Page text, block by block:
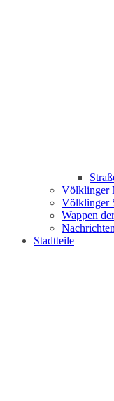
Völklinger
Völklinger
Wappen
Stadtteile